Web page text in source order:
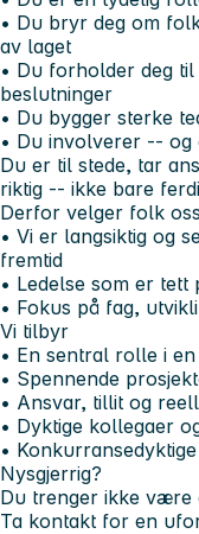
• Du bryr deg om
av laget
• Du forholder deg
beslutninger
• Du bygger sterke
• Du involverer -- og
Du er til stede, tar
riktig -- ikke bare
Derfor velger folk oss
• Vi er langsiktig og
fremtid
• Ledelse som er
• Fokus på fag,
Vi tilbyr
• En sentral rolle i
• Spennende
• Ansvar, tillit og
• Dyktige kollegaer
•
Nysgjerrig?
Du trenger ikke være
Ta kontakt for en